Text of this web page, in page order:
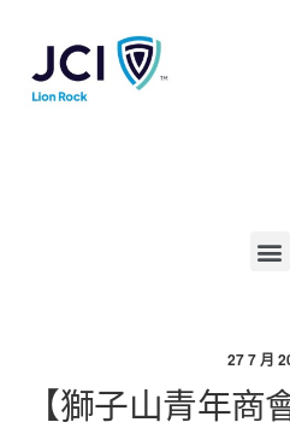
27 7 月
【獅子山青年商